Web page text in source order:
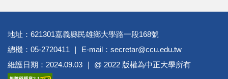
地址：621301嘉義縣民雄鄉大學路一段168號
總機：05-2720411 ｜ E-mail：secretar@ccu.edu.tw
維護日期：2024.09.03 ｜ @ 2022 版權為中正大學所有